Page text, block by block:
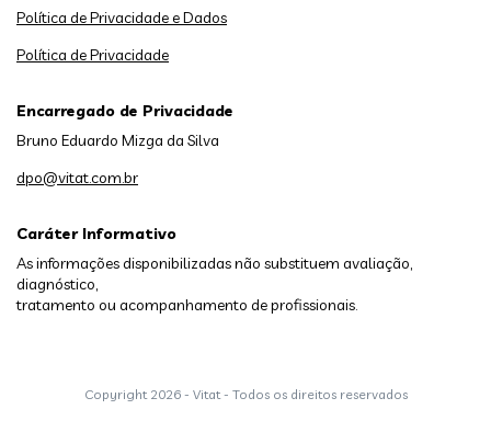
Caráter Informativo
As informações disponibilizadas não substituem avaliação,
diagnóstico,
tratamento ou acompanhamento de profissionais.
Política de Privacidade e Dados
Política de Privacidade
Encarregado de Privacidade
Bruno Eduardo Mizga da Silva
dpo@vitat.com.br
Copyright 2026 - Vitat - Todos os direitos reservados